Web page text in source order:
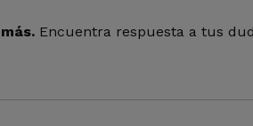
Encuentra respuesta a tus